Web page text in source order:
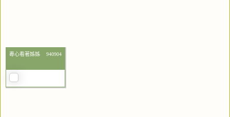
專心看著姊姊 940904